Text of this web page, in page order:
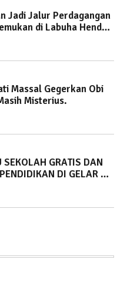
Jadi Jalur Perdagangan
di Labuha Hendak
Mayoritas Marah,
Massal Gegerkan Obi
Misterius.
GRATIS DAN
DI GELAR DI
WARINGI.